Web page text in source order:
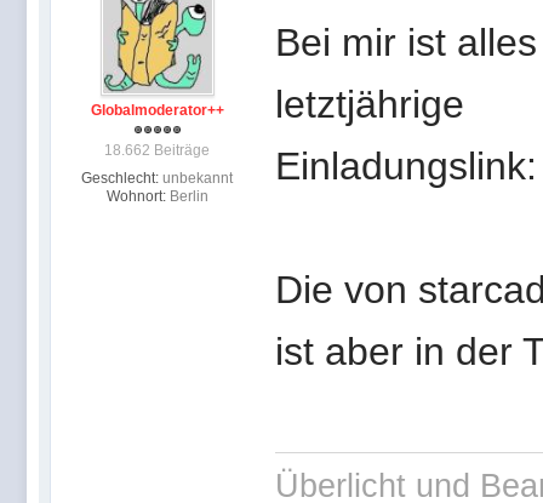
Globalmoderator++
18.662 Beiträge
Geschlecht: unbekannt
Wohnort: Berlin
Bei mir ist
letztjährige
Die von
ist aber in der
Überlicht und